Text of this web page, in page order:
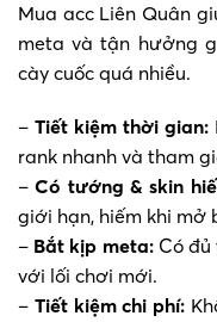
Mua acc Liên Quân
meta và tận hưởng
cày cuốc quá nhiều.
– Tiết kiệm thời gian:
rank nhanh và tham
–Có tướng & skin
giới hạn, hiếm khi mở
– Bắt kịp meta:Có đủ
với lối chơi mới.
– Tiết kiệm chi phí: